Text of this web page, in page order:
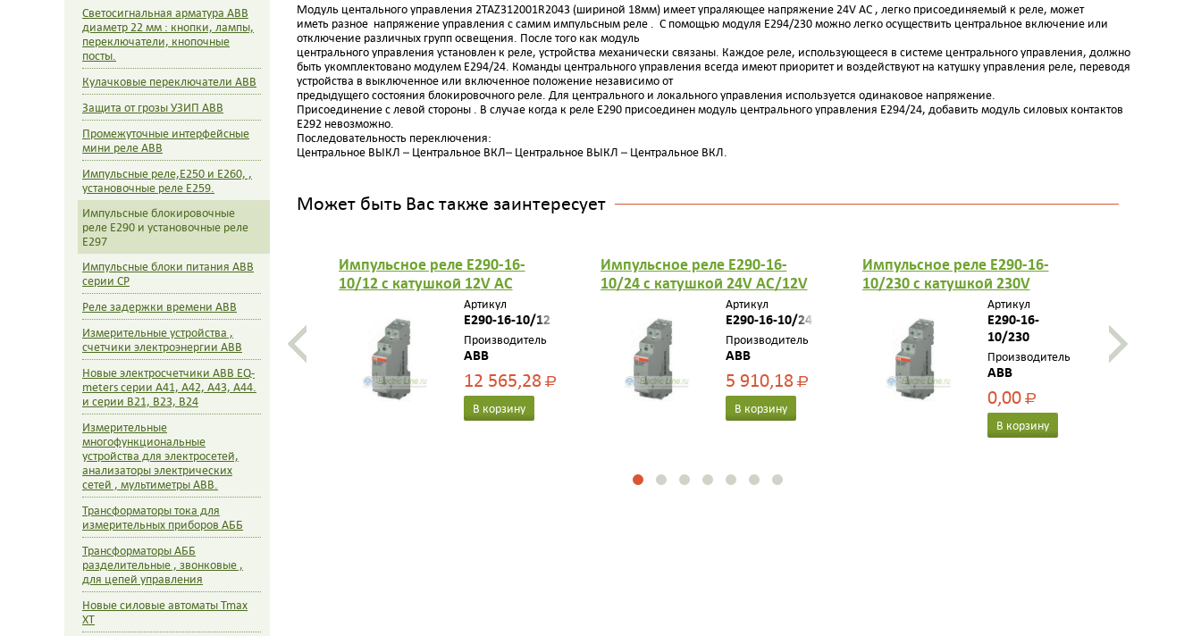
Светосигнальная арматура ABB
диаметр 22 мм : кнопки, лампы,
переключатели, кнопочные
посты.
Кулачковые переключатели ABB
Защита от грозы УЗИП ABB
Промежуточные интерфейсные
мини реле ABB
Импульсные реле,E250 и E260, ,
установочные реле E259.
Импульсные блокировочные
реле E290 и установочные реле
E297
Импульсные блоки питания ABB
серии CP
Реле задержки времени ABB
Измерительные устройства ,
счетчики электроэнергии ABB
Новые электросчетчики ABB EQ-
meters серии А41, A42, A43, A44.
и серии B21, B23, B24
Измерительные
многофункциональные
устройства для электросетей,
анализаторы электрических
сетей , мультиметры ABB.
Трансформаторы тока для
измерительных приборов АББ
Трансформаторы АББ
разделительные , звонковые ,
для цепей управления
Новые силовые автоматы Tmax
XT
Модуль центального управления 2TAZ312001R2043 (шириной 18мм) имеет упраляющее напряжение 24V AC , легко присоединяемый к реле, может
иметь разное напряжение управления с самим импульсным реле . С помощью модуля E294/230 можно легко осуществить центральное включение или
отключение различных групп освещения. После того как модуль
центрального управления установлен к реле, устройства механически связаны. Каждое реле, использующееся в системе центрального управления, должно
быть укомплектовано модулем E294/24. Команды центрального управления всегда имеют приоритет и воздействуют на катушку управления реле, переводя
устройства в выключенное или включенное положение независимо от
предыдущего состояния блокировочного реле. Для центрального и локального управления используется одинаковое напряжение.
Присоединение с левой стороны . В случае когда к реле E290 присоединен модуль центрального управления E294/24, добавить модуль силовых контактов
E292 невозможно.
Последовательность переключения:
Центральное ВЫКЛ – Центральное ВКЛ– Центральное ВЫКЛ – Центральное ВКЛ.
Может быть Вас также заинтересует
Импульсное реле E290-16-
10/12 с катушкой 12V AC
Артикул
E290-16-10/12
Производитель
ABB
12 565,28Р
В корзину
Импульсное реле E290-16-
10/24 с катушкой 24V AC/12V
Артикул
E290-16-10/24
Производитель
ABB
5 910,18Р
В корзину
Импульсное реле E290-16-
10/230 с катушкой 230V
AC/110V DC контакт 1НО
Артикул
E290-16-
10/230
Производитель
ABB
0,00Р
В корзину